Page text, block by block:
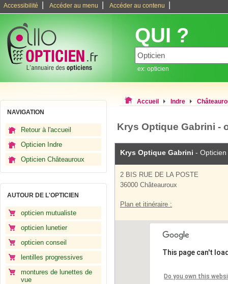
Accessibilité Accéder au menu Accéder au contenu
QUI ?
ex: opticien
NAVIGATION
Retour à l'accueil
Opticien Indre
Opticien Châteauroux
AUTOUR DE L'OPTICIEN
opticien mutualiste
opticien lunetier
opticien conseil
lentilles progressives
montures de lunettes de
vue
Accueil Indre
Krys Optique Gabrini -
Krys Optique Gabrini - Opticien
2 BIS RUE DE LA POSTE
36000 Châteauroux
Plan et itinéraire :
This page can't
Do you own this